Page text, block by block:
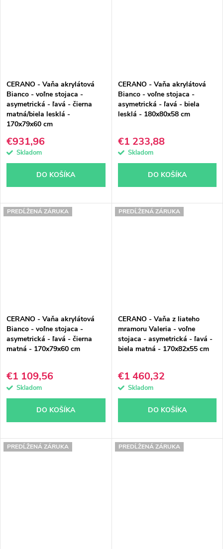
CERANO - Vaňa akrylátová
Bianco - voľne stojaca -
asymetrická - ľavá - čierna
matná/biela lesklá -
170x79x60 cm
€931,96
Skladom
DO KOŠÍKA
CERANO - Vaňa akrylátová
Bianco - voľne stojaca -
asymetrická - ľavá - biela
lesklá - 180x80x58 cm
€1 233,88
Skladom
DO KOŠÍKA
PREDĹŽENÁ ZÁRUKA
CERANO - Vaňa akrylátová
Bianco - voľne stojaca -
asymetrická - ľavá - čierna
matná - 170x79x60 cm
€1 109,56
Skladom
DO KOŠÍKA
PREDĹŽENÁ ZÁRUKA
CERANO - Vaňa z liateho
mramoru Valeria - voľne
stojaca - asymetrická - ľavá -
biela matná - 170x82x55 cm
€1 460,32
Skladom
DO KOŠÍKA
PREDĹŽENÁ ZÁRUKA PREDĹŽENÁ ZÁRUKA